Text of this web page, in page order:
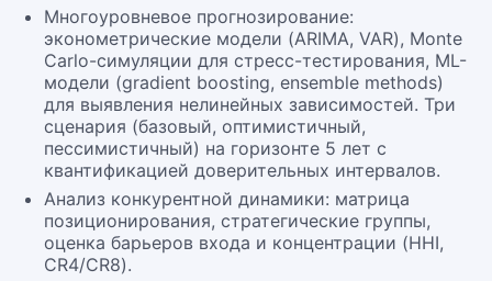
Многоуровневое прогнозирование:
эконометрические модели (ARIMA, VAR), Monte
Carlo-симуляции для стресс-тестирования, ML-
модели (gradient boosting, ensemble methods)
для выявления нелинейных зависимостей. Три
сценария (базовый, оптимистичный,
пессимистичный) на горизонте 5 лет с
квантификацией доверительных интервалов.
Анализ конкурентной динамики: матрица
позиционирования, стратегические группы,
оценка барьеров входа и концентрации (HHI,
CR4/CR8).